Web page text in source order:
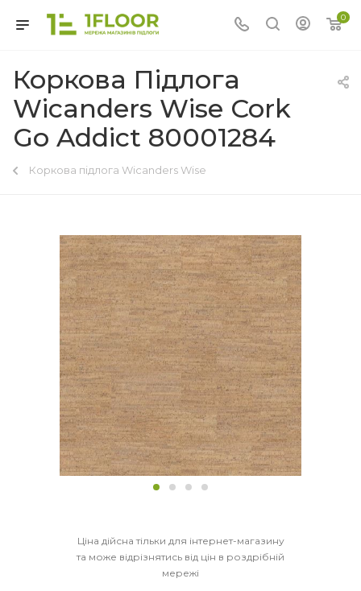
0
Коркова Підлога
Wicanders Wise Cork
Go Addict 80001284
Коркова підлога Wicanders Wise
Ціна дійсна тільки для інтернет-магазину
та може відрізнятись від цін в роздрібній
мережі